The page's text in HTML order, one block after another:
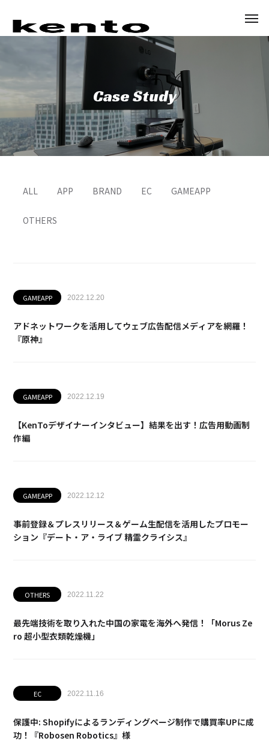
Case Study
ALL APP BRAND EC GAMEAPP
OTHERS
GAMEAPP 2022.12.20
アドネットワークを活用してウェブ広告配信メディアを網羅！
『原神』
GAMEAPP 2022.12.19
【KenToデザイナーインタビュー】結果を出す！広告用動画制
作編
GAMEAPP 2022.12.12
事前登録＆プレスリリース＆ゲーム生配信を活用したプロモー
ション『デート・ア・ライブ 精霊クライシス』
OTHERS 2022.11.22
最先端技術を取り入れた中国の家電を海外へ発信！「Morus Ze
ro 超小型衣類乾燥機」
EC 2022.11.16
保護中: Shopifyによるランディングページ制作で購買率UPに成
功！『Robosen Robotics』様